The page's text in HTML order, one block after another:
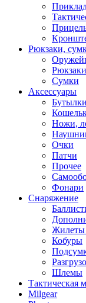
Рюкзаки,
Рюкзаки
Сумки
Аксессуары
Ножи,
Очки
Патчи
Прочее
Фонари
Снаряжение
Жилеты
Кобуры
Шлемы
Тактическая
Milgear